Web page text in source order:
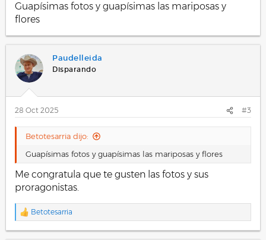
Guapísimas fotos y guapísimas las mariposas y
flores
Paudelleida
Disparando
28 Oct 2025 #3
Betotesarria dijo:
Guapísimas fotos y guapísimas las mariposas y flores
Me congratula que te gusten las fotos y sus
proragonistas.
R
a
Betotesarria